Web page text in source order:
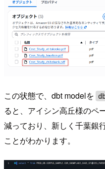
この状態で、dbt modelを
ると、アイシン高丘様のペ
減っており、新しく千葉銀
ことがわかります。